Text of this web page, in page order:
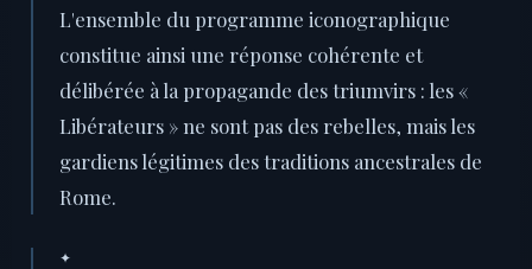
L'ensemble du programme iconographique
constitue ainsi une réponse cohérente et
délibérée à la propagande des triumvirs : les «
Libérateurs » ne sont pas des rebelles, mais les
gardiens légitimes des traditions ancestrales de
Rome.
✦